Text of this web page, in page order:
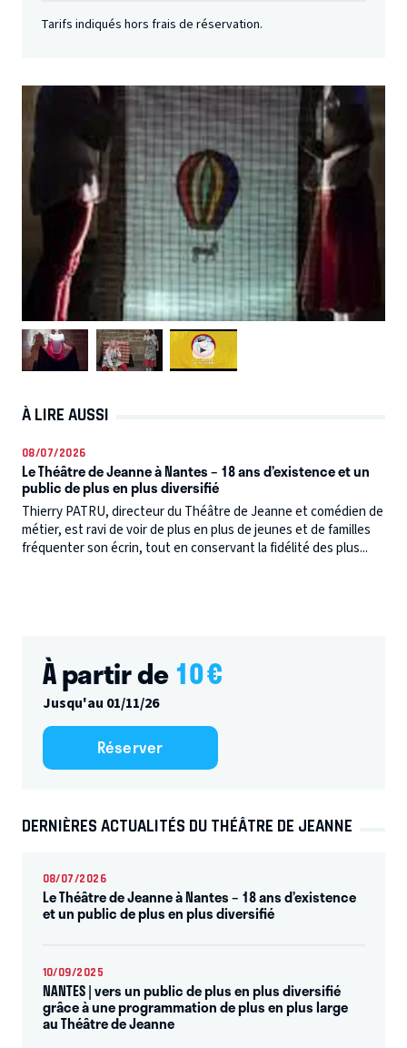
Tarifs indiqués hors frais de réservation.
À LIRE AUSSI
08/07/2026
Le Théâtre de Jeanne à Nantes – 18 ans d’existence et un
public de plus en plus diversifié
Thierry PATRU, directeur du Théâtre de Jeanne et comédien de
métier, est ravi de voir de plus en plus de jeunes et de familles
fréquenter son écrin, tout en conservant la fidélité des plus...
À partir de10€
Jusqu'au 01/11/26
Réserver
DERNIÈRES ACTUALITÉS DU THÉÂTRE DE JEANNE
08/07/2026
Le Théâtre de Jeanne à Nantes – 18 ans d’existence
et un public de plus en plus diversifié
10/09/2025
NANTES | vers un public de plus en plus diversifié
grâce à une programmation de plus en plus large
au Théâtre de Jeanne